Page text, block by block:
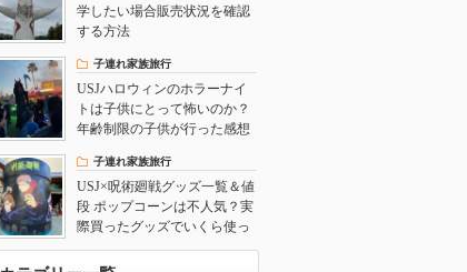
学したい場合販売状況を確認
する方法
子連れ家族旅行
USJハロウィンのホラーナイ
トは子供にとって怖いのか？
年齢制限の子供が行った感想
子連れ家族旅行
USJ×呪術廻戦グッズ一覧＆値
段 ポップコーンは不人気？実
際買ったグッズでいくら使っ
たか公開